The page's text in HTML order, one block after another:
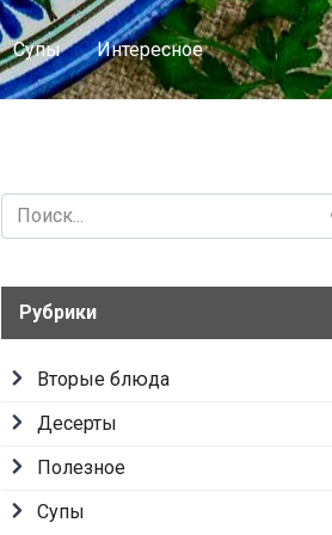
Супы Интересное
Search
for:
Рубрики
Вторые блюда
Десерты
Полезное
Супы